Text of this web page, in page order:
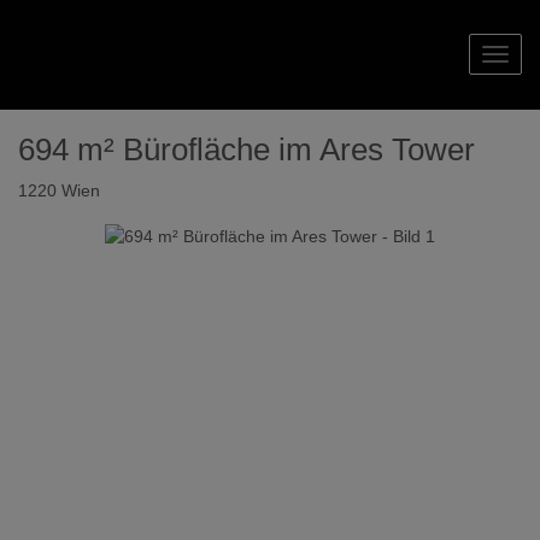
694 m² Bürofläche im Ares Tower
1220 Wien